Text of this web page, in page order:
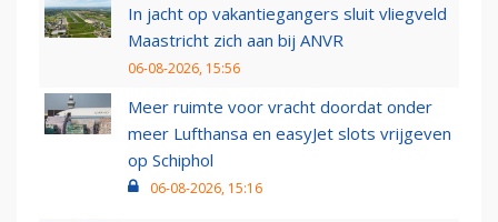
In jacht op vakantiegangers sluit vliegveld
Maastricht zich aan bij ANVR
06-08-2026, 15:56
Meer ruimte voor vracht doordat onder
meer Lufthansa en easyJet slots vrijgeven
op Schiphol
06-08-2026, 15:16